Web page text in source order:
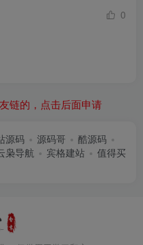
0
链的，点击后面申请
源码 源码哥
酷源码
枭导航 宾格建站
值得买